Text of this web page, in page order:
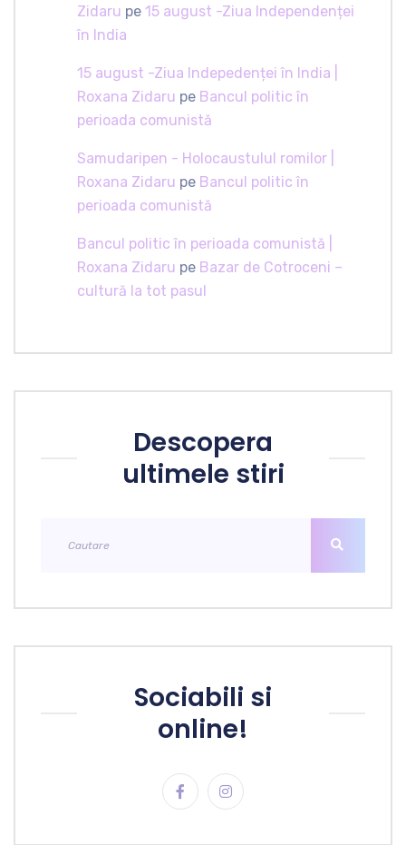
Zidaru pe 15 august -Ziua Independenței
în India
15 august -Ziua Indepedenței în India |
Roxana Zidaru pe Bancul politic în
perioada comunistă
Samudaripen - Holocaustulul romilor |
Roxana Zidaru pe Bancul politic în
perioada comunistă
Bancul politic în perioada comunistă |
Roxana Zidaru pe Bazar de Cotroceni –
cultură la tot pasul
Descopera
ultimele stiri
Sociabili si
online!